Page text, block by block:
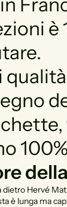
è
Hervé
lunga ma